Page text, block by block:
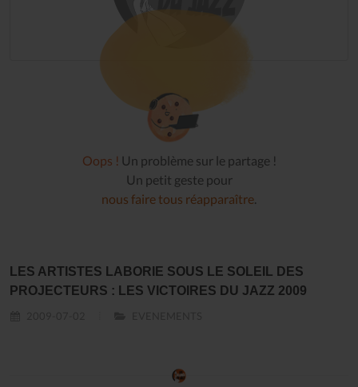
Oops ! Un problème sur le partage !
Un petit geste pour
nous faire tous réapparaître
LES ARTISTES LABORIE SOUS LE SOLEIL DES
PROJECTEURS : LES VICTOIRES DU JAZZ 2009